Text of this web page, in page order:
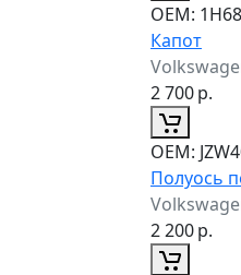
ОЕМ:
Капот
2 700р.
ОЕМ:
Полуось
2 200р.